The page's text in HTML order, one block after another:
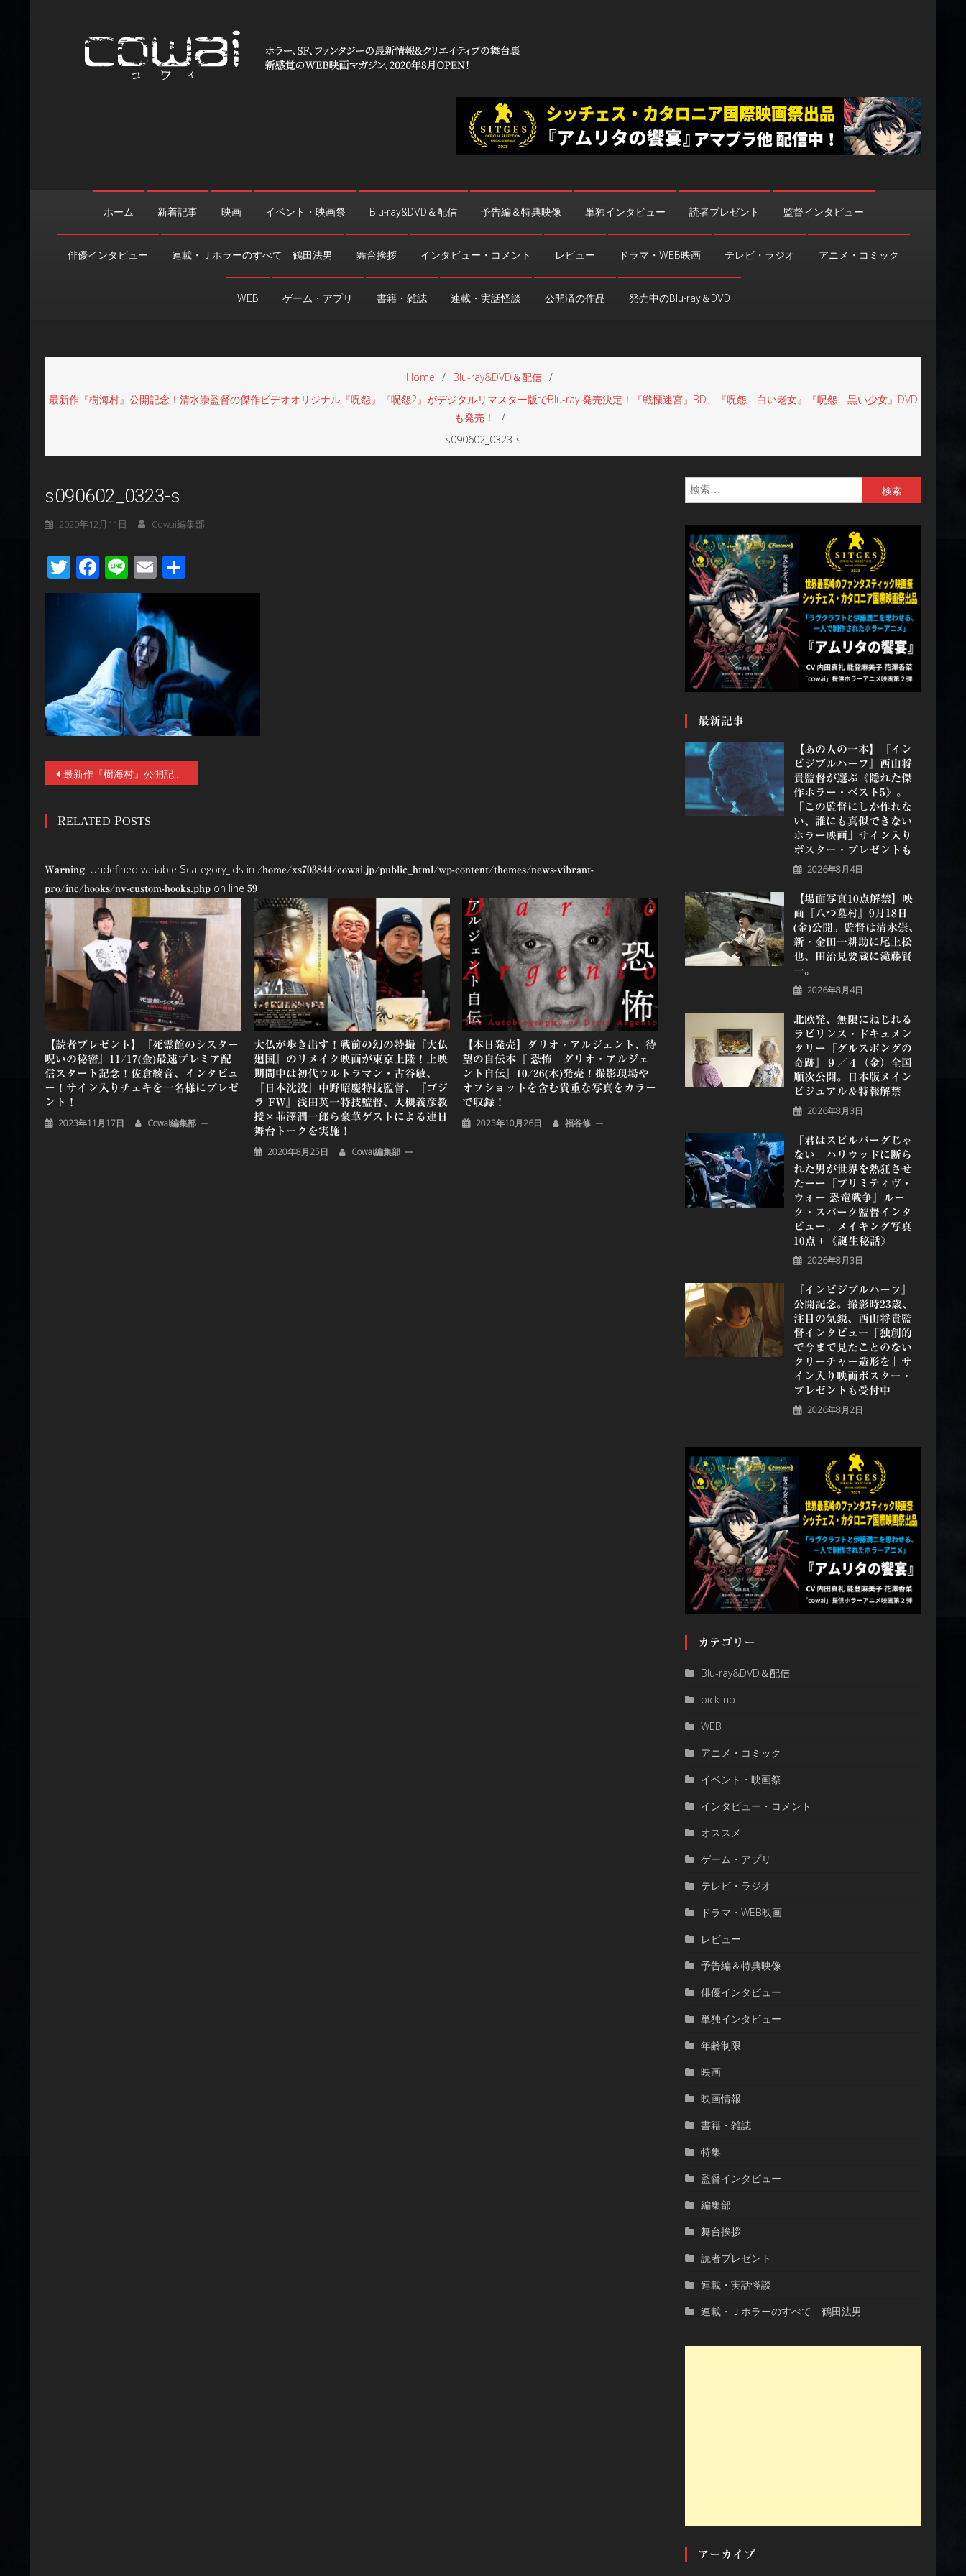
ホーム 新着記事 映画 イベント・映画祭 Blu-ray&DVD＆配信 予告編＆特典映像 単独インタビュー 読者プレゼント 監督インタビュー
俳優インタビュー 連載・Ｊホラーのすべて 鶴田法男 舞台挨拶 インタビュー・コメント レビュー ドラマ・WEB映画 テレビ・ラジオ アニメ・コミック
WEB ゲーム・アプリ 書籍・雑誌 連載・実話怪談 公開済の作品 発売中のBlu-ray＆DVD
Home
Blu-ray&DVD＆配信
最新作『樹海村』公開記念！清水崇監督の傑作ビデオオリジナル『呪怨』『呪怨2』がデジタルリマスター版でBlu-ray 発売決定！『戦慄迷宮』BD、『呪怨 白い老女』『呪怨 黒い少女』DVD
も発売！
s090602_0323-s
s090602_0323-s
2020年12月11日 Cowai編集部
Twitter
Facebook
LineEmail
有
投
ナ
ゲ
ー
シ
ョ
ン
最新作『樹海村』公開記念！清水崇監督の傑作ビデオオリジナル『呪怨』『呪怨2』がデジタルリマスター版でBlu-ray 発売決定！『戦慄迷宮』BD、『呪怨 白い老女』『呪怨 黒い少女』DVDも発売！
RELATED POSTS
Warning: Undefined variable $category_ids in /home/xs703844/cowai.jp/public_html/wp-content/themes/news-vibrant-
pro/inc/hooks/nv-custom-hooks.php on line 59
【読者プレゼント】『死霊館のシスター
呪いの秘密』11/17(金)最速プレミア配
信スタート記念！佐倉綾音、インタビュ
ー！サイン入りチェキを一名様にプレゼ
ント！
2023年11月17日 Cowai編集部
大仏が歩き出す！戦前の幻の特撮『大仏
廻国』のリメイク映画が東京上陸！上映
期間中は初代ウルトラマン・古谷敏、
『日本沈没』中野昭慶特技監督、『ゴジ
ラ FW』浅田英一特技監督、大槻義彦教
授×韮澤潤一郎ら豪華ゲストによる連日
舞台トークを実施！
2020年8月25日 Cowai編集部
【本日発売】ダリオ・アルジェント、待
望の自伝本『 恐怖 ダリオ・アルジェ
ント自伝』10/26(木)発売！撮影現場や
オフショットを含む貴重な写真をカラー
で収録！
2023年10月26日 福谷修
索:
最新記事
【あの人の一本】『イン
ビジブルハーフ』⻄⼭将
貴監督が選ぶ《隠れた傑
作ホラー・ベスト5》。
「この監督にしか作れな
い、誰にも真似できない
ホラー映画」サイン入り
ポスター・プレゼントも
2026年8月4日
【場面写真10点解禁】映
画『八つ墓村』9月18日
(金)公開。監督は清水崇、
新・金田一耕助に尾上松
也、田治見要蔵に滝藤賢
一。
2026年8月4日
北欧発、無限にねじれる
ラビリンス・ドキュメン
タリー『グルスポングの
奇跡』９／４（金）全国
順次公開。日本版メイン
ビジュアル＆特報解禁
2026年8月3日
「君はスピルバーグじゃ
ない」ハリウッドに断ら
れた男が世界を熱狂させ
たーー『プリミティヴ・
ウォー 恐⻯戦争』ルー
ク・スパーク監督インタ
ビュー。メイキング写真
10点＋《誕⽣秘話》
2026年8月3日
『インビジブルハーフ』
公開記念。撮影時23歳、
注目の気鋭、⻄⼭将貴監
督インタビュー「独創的
で今まで見たことのない
クリーチャー造形を」サ
イン入り映画ポスター・
プレゼントも受付中
2026年8月2日
カテゴリー
Blu-ray&DVD＆配信
pick-up
WEB
アニメ・コミック
イベント・映画祭
インタビュー・コメント
オススメ
ゲーム・アプリ
テレビ・ラジオ
ドラマ・WEB映画
レビュー
予告編＆特典映像
俳優インタビュー
単独インタビュー
年齢制限
映画
映画情報
書籍・雑誌
特集
監督インタビュー
編集部
舞台挨拶
読者プレゼント
連載・実話怪談
連載・Ｊホラーのすべて 鶴田法男
アーカイブ